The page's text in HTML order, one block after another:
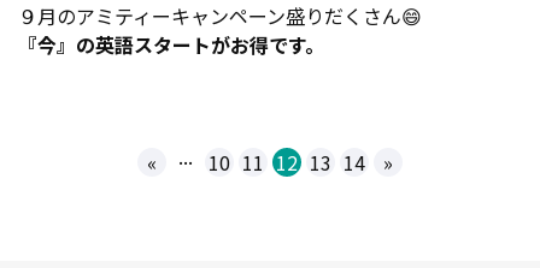
９月のアミティーキャンペーン盛りだくさん😄
『今』の英語スタートがお得です。
« ... 10 11 12 13 14 »